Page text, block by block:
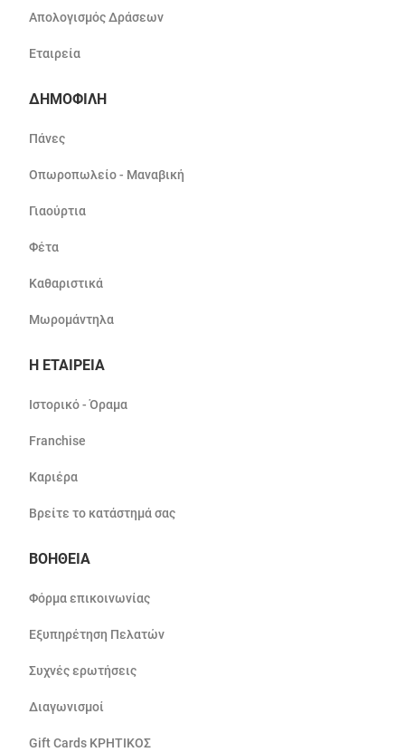
Απολογισμός Δράσεων
Εταιρεία
ΔΗΜΟΦΙΛΗ
Πάνες
Οπωροπωλείο - Μαναβική
Γιαούρτια
Φέτα
Καθαριστικά
Μωρομάντηλα
Η ΕΤΑΙΡΕΙΑ
Ιστορικό - Όραμα
Franchise
Καριέρα
Βρείτε το κατάστημά σας
ΒΟΗΘΕΙΑ
Φόρμα επικοινωνίας
Εξυπηρέτηση Πελατών
Συχνές ερωτήσεις
Διαγωνισμοί
Gift Cards ΚΡΗΤΙΚΟΣ